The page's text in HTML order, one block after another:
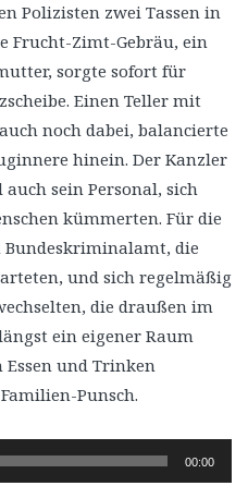
Polizisten zwei Tassen in
Frucht-Zimt-Gebräu, ein
sorgte sofort für
Einen Teller mit
noch dabei, balancierte
hinein. Der Kanzler
auch sein Personal, sich
kümmerten. Für die
Bundeskriminalamt, die
und sich regelmäßig
die draußen im
ein eigener Raum
und Trinken
Punsch.
00:00